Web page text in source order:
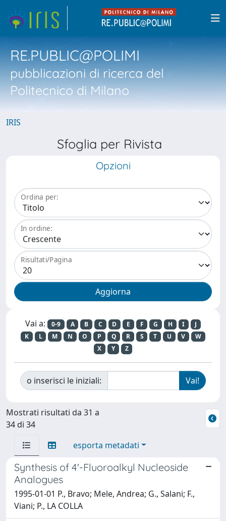
RE.PUBLIC@POLIMI
pubblicazioni di ricerca del
Politecnico di Milano
IRIS
Sfoglia per Rivista
Opzioni
Ordina per:
In ordine:
Risultati/Pagina
Vai a: 0-9 A B C D E F G H I
J
K
L M N O P Q R S T U V
W
X
Y Z
o inserisci le iniziali:
Mostrati risultati da 31 a
34 di 34
esporta metadati
Synthesis of 4'-Fluoroalkyl Nucleoside
Analogues
1995-01-01 P., Bravo; Mele, Andrea; G., Salani; F.,
Viani; P., LA COLLA